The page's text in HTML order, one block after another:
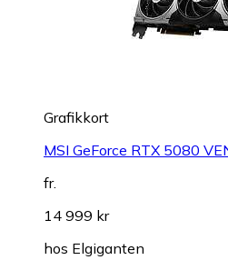
Grafikkort
MSI GeForce RTX 5080
fr.
14 999 kr
hos Elgiganten